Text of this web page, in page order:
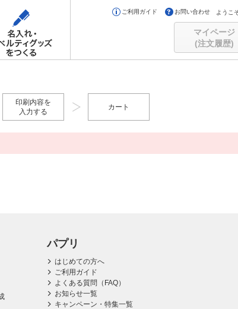
ご利用ガイド お問い合わせ ようこ
マイページ
(注文履歴)
印刷内容を
入力する
カート
パプリ
はじめての方へ
ご利用ガイド
よくある質問（FAQ）
お知らせ一覧
キャンペーン・特集一覧